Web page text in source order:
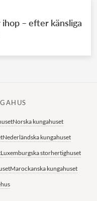
– efter känsliga
Norska kungahuset
Nederländska kungahuset
Luxemburgska storhertighuset
Marockanska kungahuset